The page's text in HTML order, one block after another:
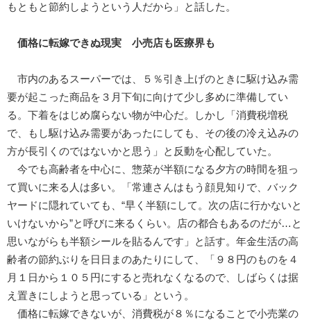
もともと節約しようという人だから」と話した。
価格に転嫁できぬ現実 小売店も医療界も
市内のあるスーパーでは、５％引き上げのときに駆け込み需
要が起こった商品を３月下旬に向けて少し多めに準備してい
る。下着をはじめ腐らない物が中心だ。しかし「消費税増税
で、もし駆け込み需要があったにしても、その後の冷え込みの
方が長引くのではないかと思う」と反動を心配していた。
今でも高齢者を中心に、惣菜が半額になる夕方の時間を狙っ
て買いに来る人は多い。「常連さんはもう顔見知りで、バック
ヤードに隠れていても、“早く半額にして。次の店に行かないと
いけないから”と呼びに来るくらい。店の都合もあるのだが…と
思いながらも半額シールを貼るんです」と話す。年金生活の高
齢者の節約ぶりを日日まのあたりにして、「９８円のものを４
月１日から１０５円にすると売れなくなるので、しばらくは据
え置きにしようと思っている」という。
価格に転嫁できないが、消費税が８％になることで小売業の